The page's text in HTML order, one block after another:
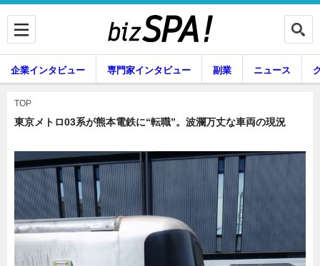
企業インタビュー 専門家インタビュー
副業 ニュース
企業インタビュー 専門家インタビュー 副業 ニュース
暮らし
TOP
東京メトロ03系が熊本電鉄に“転職”。波瀾万丈な車両の現況